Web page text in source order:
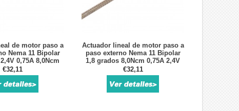
de motor paso a
Nema 11 Bipolar
0,75A 8,0Ncm
avance 100 mm
€32,11
Actuador lineal de motor paso a
paso externo Nema 11 Bipolar
1,8 grados 8,0Ncm 0,75A 2,4V
Tornillo de avance 100 mm
€32,11